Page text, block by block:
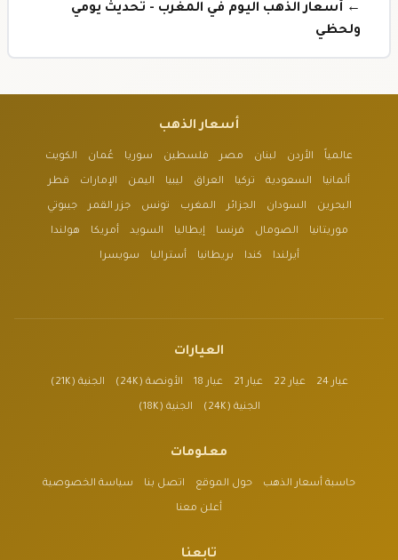
← أسعار الذهب اليوم في المغرب - تحديث يومي
ولحظي
أسعار الذهب
عالمياً الأردن لبنان مصر فلسطين سوريا عُمان الكويت
ألمانيا السعودية تركيا العراق ليبيا اليمن الإمارات قطر
البحرين السودان الجزائر المغرب تونس جزر القمر جيبوتي
موريتانيا الصومال فرنسا إيطاليا السويد أمريكا هولندا
أيرلندا كندا بريطانيا أستراليا سويسرا
العيارات
عيار 24 عيار 22 عيار 21 عيار 18 الأونصة (24K) الجنية (21K)
الجنية (24K) الجنية (18K)
معلومات
حاسبة أسعار الذهب حول الموقع اتصل بنا سياسة الخصوصية
أعلن معنا
تابعنا